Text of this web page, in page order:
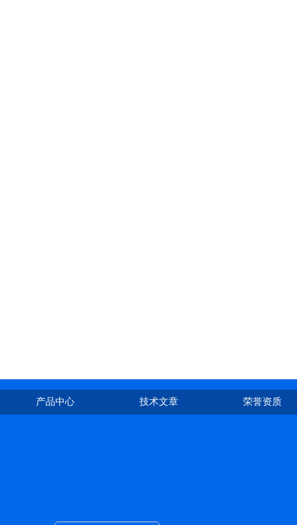
产品中心 技术文章 荣誉资质